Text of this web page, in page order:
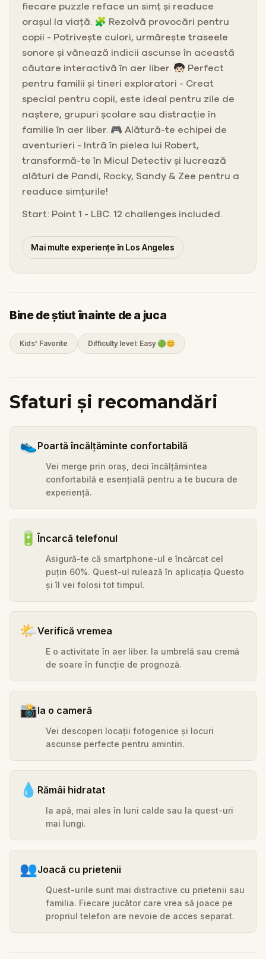
fiecare puzzle reface un simț și readuce
orașul la viață. 🧩 Rezolvă provocări pentru
copii - Potrivește culori, urmărește traseele
sonore și vânează indicii ascunse în această
căutare interactivă în aer liber. 🧒🏻 Perfect
pentru familii și tineri exploratori - Creat
special pentru copii, este ideal pentru zile de
naștere, grupuri școlare sau distracție în
familie în aer liber. 🎮 Alătură-te echipei de
aventurieri - Intră în pielea lui Robert,
transformă-te în Micul Detectiv și lucrează
alături de Pandi, Rocky, Sandy & Zee pentru a
readuce simțurile!
Start: Point 1 - LBC. 12 challenges included.
Mai multe experiențe în Los Angeles
Bine de știut înainte de a juca
Kids' Favorite Difficulty level: Easy 🟢😊
Sfaturi și recomandări
👟Poartă încălțăminte confortabilă
Vei merge prin oraș, deci încălțămintea
confortabilă e esențială pentru a te bucura de
experiență.
🔋Încarcă telefonul
Asigură-te că smartphone-ul e încărcat cel
puțin 60%. Quest-ul rulează în aplicația Questo
și îl vei folosi tot timpul.
🌤️Verifică vremea
E o activitate în aer liber. Ia umbrelă sau cremă
de soare în funcție de prognoză.
📸Ia o cameră
Vei descoperi locații fotogenice și locuri
ascunse perfecte pentru amintiri.
💧 Rămâi hidratat
Ia apă, mai ales în luni calde sau la quest-uri
mai lungi.
👥Joacă cu prietenii
Quest-urile sunt mai distractive cu prietenii sau
familia. Fiecare jucător care vrea să joace pe
propriul telefon are nevoie de acces separat.